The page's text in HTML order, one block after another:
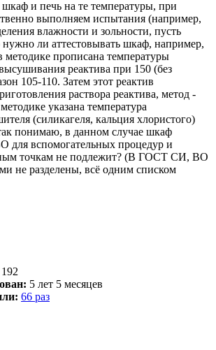
и печь на те температуры, при
выполняем испытания (например,
влажности и зольности, пусть
ли аттестовывать шкаф, например,
методике прописана температуры
реактива при 150 (без
105-110. Затем этот реактив
раствора реактива, метод -
указана температура
(силикагеля, кальция хлористого)
понимаю, в данном случае шкаф
для вспомогательных процедур и
точкам не подлежит? (В ГОСТ СИ, ВО
не разделены, всё одним списком
192
5 лет 5 месяцев
66 раз